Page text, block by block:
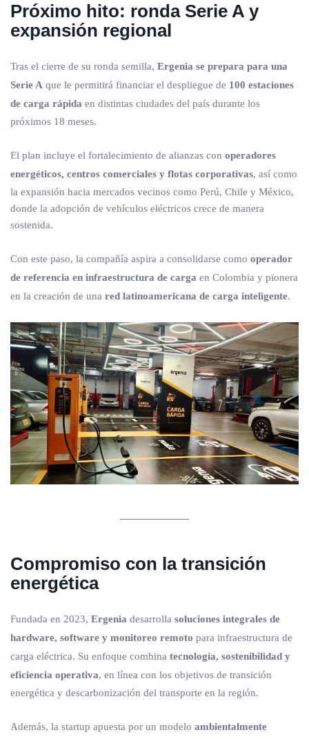
Próximo hito: ronda Serie A y
expansión regional
Tras el cierre de su ronda semilla, Ergenia se prepara para una
Serie A que le permitirá financiar el despliegue de 100 estaciones
de carga rápida en distintas ciudades del país durante los
próximos 18 meses.
El plan incluye el fortalecimiento de alianzas con operadores
energéticos, centros comerciales y flotas corporativas, así como
la expansión hacia mercados vecinos como Perú, Chile y México,
donde la adopción de vehículos eléctricos crece de manera
sostenida.
Con este paso, la compañía aspira a consolidarse como operador
de referencia en infraestructura de carga en Colombia y pionera
en la creación de una red latinoamericana de carga inteligente.
Compromiso con la transición
energética
Fundada en 2023, Ergenia desarrolla soluciones integrales de
hardware, software y monitoreo remoto para infraestructura de
carga eléctrica. Su enfoque combina tecnología, sostenibilidad y
eficiencia operativa, en línea con los objetivos de transición
energética y descarbonización del transporte en la región.
Además, la startup apuesta por un modelo ambientalmente